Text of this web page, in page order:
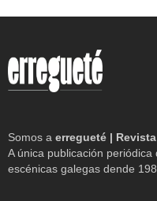
Somos a erregueté |
A única publicación
escénicas galegas dende